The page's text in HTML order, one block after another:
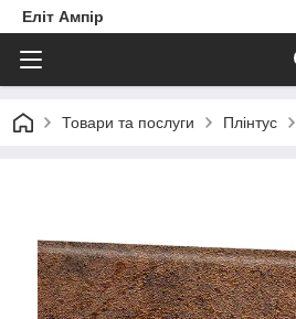
Еліт Ампір
Товари та послуги Плінтус